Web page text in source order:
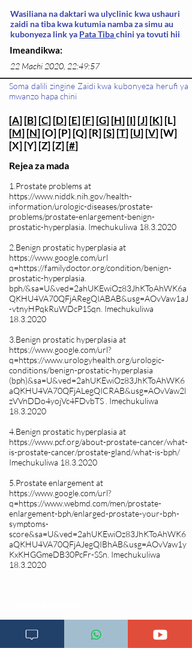
Wasiliana na daktari wa ulyclinic kwa ushauri
zaidi na tiba kwa kutumia namba za simu au
kubonyeza link ya Pata Tibachini ya tovuti hii
Imeandikwa:
22 Machi 2020, 22:49:57
Soma dalili zingine Zaidi kwa kubonyeza herufi ya
mwanzo hapa chini
[A] [B] [C] [D] [E] [F] [G] [H] [I] [J] [K] [L]
[M] [N] [O] [P] [Q] [R] [S] [T] [U] [V] [W]
[X] [Y] [Z] [Z] [#]
Rejea za mada
1.Prostate problems at
https://www.niddk.nih.gov/health-
information/urologic-diseases/prostate-
problems/prostate-enlargement-benign-
prostatic-hyperplasia. Imechukuliwa 18.3.2020
2.Benign prostatic hyperplasia at
https://www.google.com/url
q=https://familydoctor.org/condition/benign-
prostatic-hyperplasia.
bph/&sa=U&ved=2ahUKEwiOz83JhKToAhWK6a
QKHU4VA70QFjARegQIABAB&usg=AOvVaw1aJ
-vtnyHPqkRuWDcP1Sqn. Imechukuliwa
18.3.2020
3.Benign prostatic hyperplasia at
https://www.google.com/url?
q=https://www.urologyhealth.org/urologic-
conditions/benign-prostatic-hyperplasia
(bph)&sa=U&ved=2ahUKEwiOz83JhKToAhWK6
aQKHU4VA70QFjALegQICRAB&usg=AOvVaw2l
zVVnDDo4yojVc4FDvbTS . Imechukuliwa
18.3.2020
4.Benign prostatic hyperplasia at
https://www.pcf.org/about-prostate-cancer/what-
is-prostate-cancer/prostate-gland/what-is-bph/
Imechukuliwa 18.3.2020
5.Prostate enlargement at
https://www.google.com/url?
q=https://www.webmd.com/men/prostate-
enlargement-bph/enlarged-prostate-your-bph-
symptoms-
score&sa=U&ved=2ahUKEwiOz83JhKToAhWK6
aQKHU4VA70QFjAJegQIBhAB&usg=AOvVaw1y
KxKHGGmeDB30PcFr-SSn. Imechukuliwa
18.3.2020